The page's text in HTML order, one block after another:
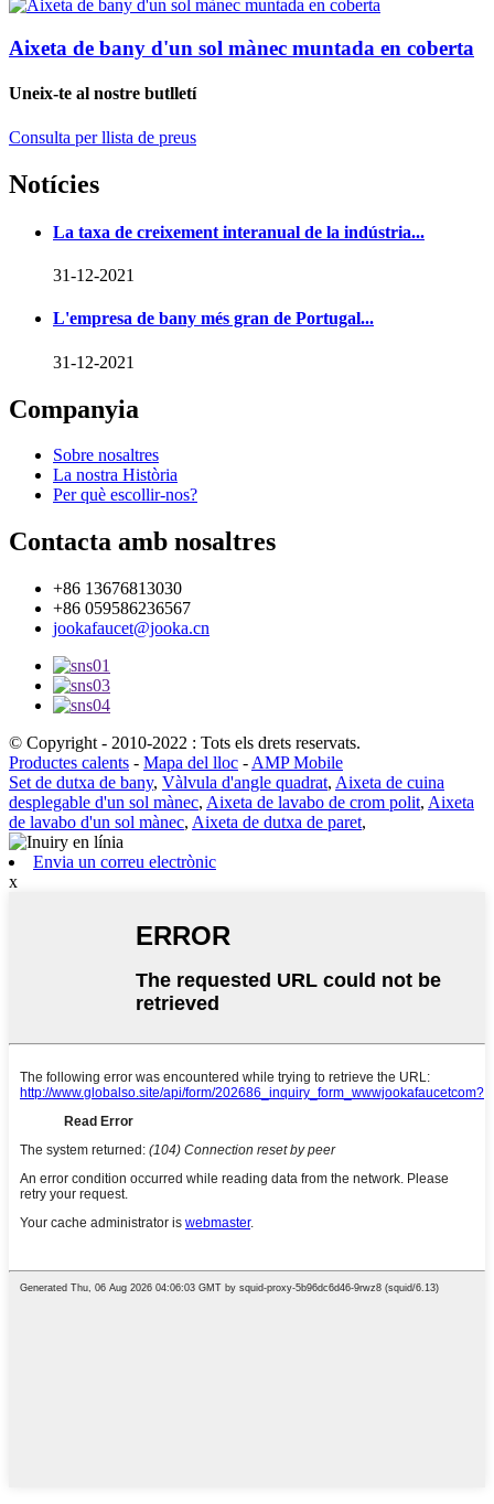
Aixeta de bany d'un sol mànec muntada en coberta
Uneix-te al nostre butlletí
Consulta per llista de preus
Notícies
La taxa de creixement interanual de la indústria...
31-12-2021
L'empresa de bany més gran de Portugal...
31-12-2021
Companyia
Sobre nosaltres
La nostra Història
Per què escollir-nos?
Contacta amb nosaltres
+86 13676813030
+86 059586236567
jookafaucet@jooka.cn
© Copyright - 2010-2022 : Tots els drets reservats.
Productes calents - Mapa del lloc - AMP Mobile
Set de dutxa de bany, Vàlvula d'angle quadrat, Aixeta de cuina
desplegable d'un sol mànec, Aixeta de lavabo de crom polit, Aixeta
de lavabo d'un sol mànec, Aixeta de dutxa de paret,
Envia un correu electrònic
x